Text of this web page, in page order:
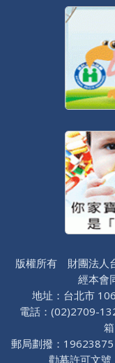
版權所有 財團法人
經本會
地址：台北市
電話：(02)2709-
郵局劃撥：
勸募許可文